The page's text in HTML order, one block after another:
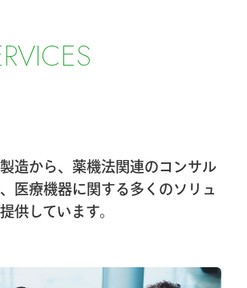
手外科研究会出展＆ハンズ
RVICES
造から、薬機法関連のコンサル
医療機器に関する多くのソリュ
供しています。